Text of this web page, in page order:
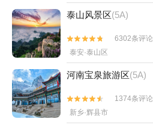
泰山风景区(5A)


6302条评论
泰安·泰山区
河南宝泉旅游区(5A)


1374条评论
新乡·辉县市